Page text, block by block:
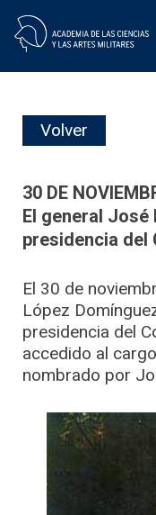
content
Volver
30 DE
El general José
presidencia del
El 30 de
López
presidencia del
accedido al
nombrado por